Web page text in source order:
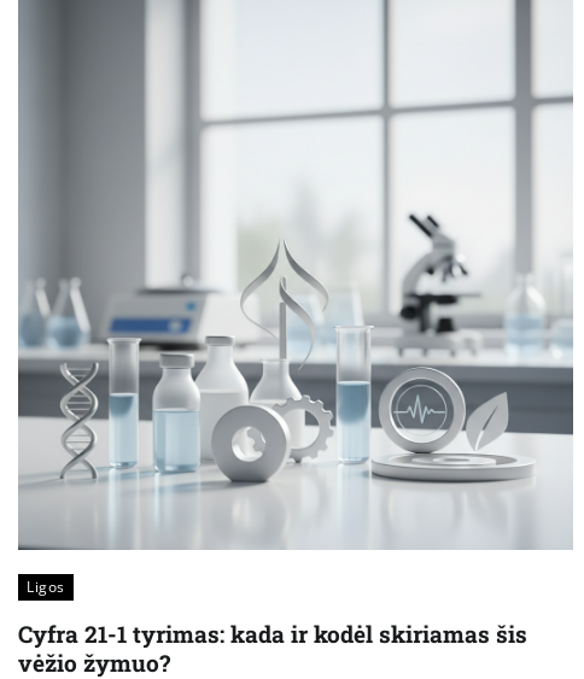
Ligos
Cyfra 21-1 tyrimas: kada ir kodėl skiriamas šis
vėžio žymuo?